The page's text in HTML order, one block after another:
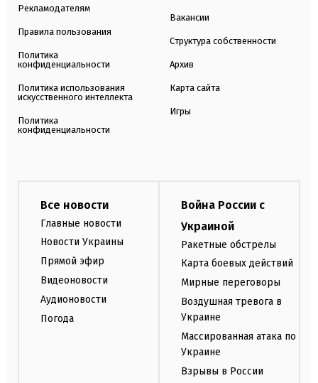
Рекламодателям
Правила пользования
Политика
конфиденциальности
Политика использования
искусственного интеллекта
Политика
конфиденциальности
Вакансии
Структура собственности
Архив
Карта сайта
Игры
Все новости
Главные новости
Новости Украины
Прямой эфир
Видеоновости
Аудионовости
Погода
Война России с
Украиной
Ракетные обстрелы
Карта боевых действий
Мирные переговоры
Воздушная тревога в
Украине
Массированная атака по
Украине
Взрывы в России